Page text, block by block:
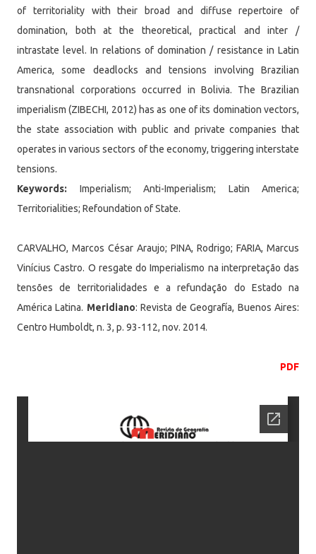
of territoriality with their broad and diffuse repertoire of
domination, both at the theoretical, practical and inter /
intrastate level. In relations of domination / resistance in Latin
America, some deadlocks and tensions involving Brazilian
transnational corporations occurred in Bolivia. The Brazilian
imperialism (ZIBECHI, 2012) has as one of its domination vectors,
the state association with public and private companies that
operates in various sectors of the economy, triggering interstate
tensions.
Keywords: Imperialism; Anti-Imperialism; Latin America;
Territorialities; Refoundation of State.
CARVALHO, Marcos César Araujo; PINA, Rodrigo; FARIA, Marcus
Vinícius Castro. O resgate do Imperialismo na interpretação das
tensões de territorialidades e a refundação do Estado na
América Latina. Meridiano: Revista de Geografía, Buenos Aires:
Centro Humboldt, n. 3, p. 93-112, nov. 2014.
PDF